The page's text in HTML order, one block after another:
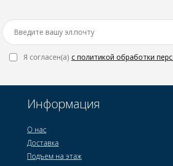
Я согласен(a) с политикой обработки
Информация
О нас
Доставка
Подъем на этаж